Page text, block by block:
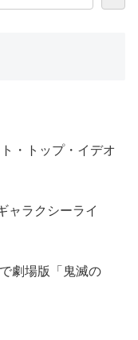
・トップ・イデオ
ャラクシーライ
劇場版「鬼滅の